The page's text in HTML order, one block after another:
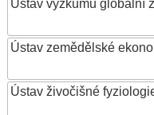
Ústav výzkumu globální
Ústav zemědělské
Ústav živočišné